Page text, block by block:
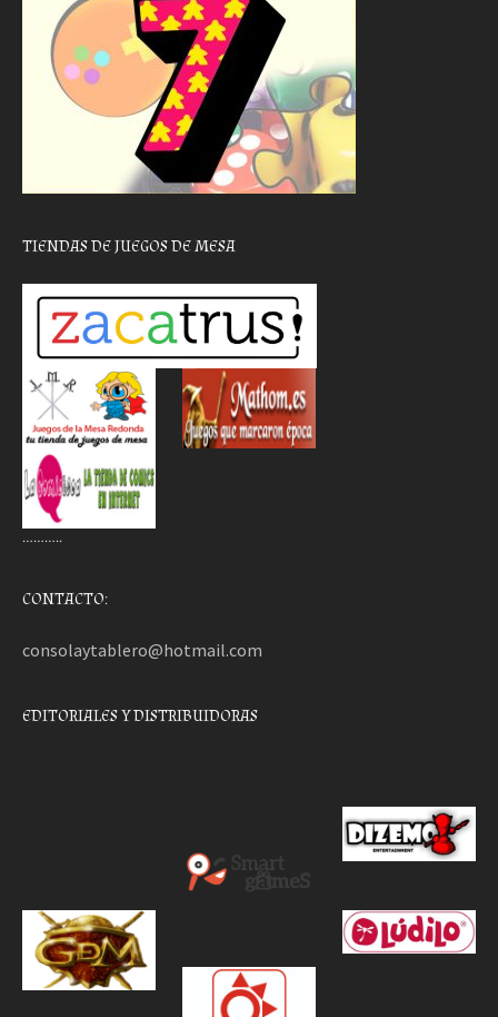
TIENDAS DE JUEGOS DE MESA
………..
CONTACTO:
consolaytablero@hotmail.com
EDITORIALES Y DISTRIBUIDORAS